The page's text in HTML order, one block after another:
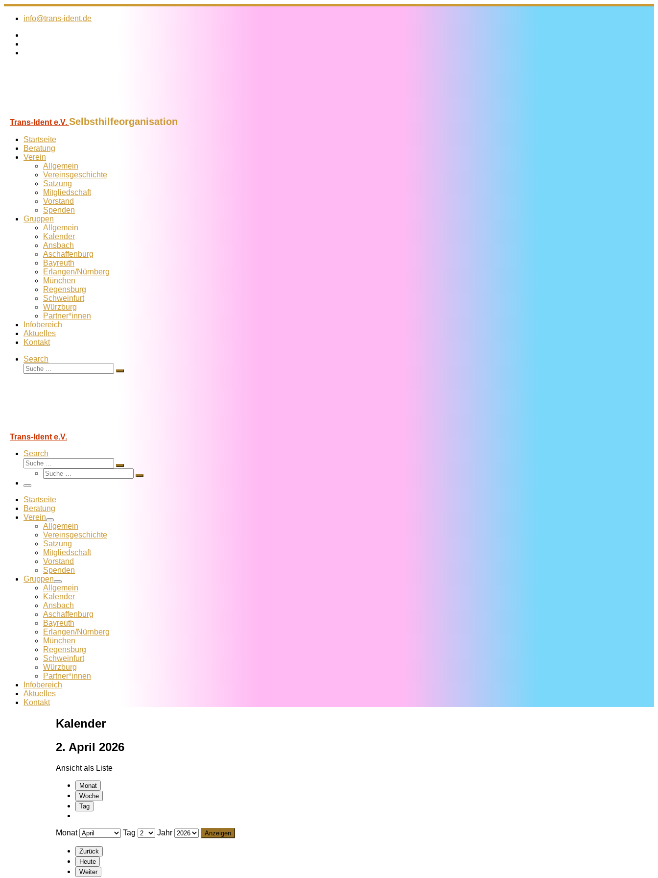
Zum
Inhalt
info@trans-ident.de
Trans-Ident e.V. Selbsthilfeorganisation
Startseite
Beratung
Verein
Allgemein
Vereins­geschichte
Satzung
Mitglied­schaft
Vorstand
Spenden
Gruppen
Allgemein
Kalender
Ansbach
Aschaffenburg
Bayreuth
Erlangen/Nürnberg
München
Regensburg
Schweinfurt
Würzburg
Partner*innen
Infobereich
Aktuelles
Kontakt
Search
Suche
Suche
Trans-Ident e.V.
Search
Suche
Suche
Suche
Suche
Menü
Startseite
Beratung
Verein
Allgemein
Vereins­geschichte
Satzung
Mitglied­schaft
Vorstand
Spenden
Gruppen
Allgemein
Kalender
Ansbach
Aschaffenburg
Bayreuth
Erlangen/Nürnberg
München
Regensburg
Schweinfurt
Würzburg
Partner*innen
Infobereich
Aktuelles
Kontakt
Kalender
2. April 2026
Ansicht als Liste
Monat
Woche
Tag
Monat Tag Jahr
Zurück
Heute
Weiter